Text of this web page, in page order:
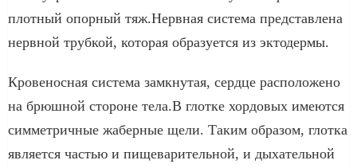
плотный опорный тяж.Нервная система представлена
нервной трубкой, которая образуется из эктодермы.
Кровеносная система замкнутая, сердце расположено
на брюшной стороне тела.В глотке хордовых имеются
симметричные жаберные щели. Таким образом, глотка
является частью и пищеварительной, и дыхательной